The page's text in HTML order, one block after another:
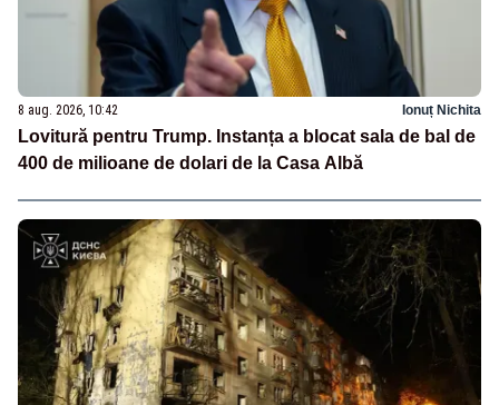
8 aug. 2026, 10:42 Ionuț Nichita
Lovitură pentru Trump. Instanța a blocat sala de bal de
400 de milioane de dolari de la Casa Albă